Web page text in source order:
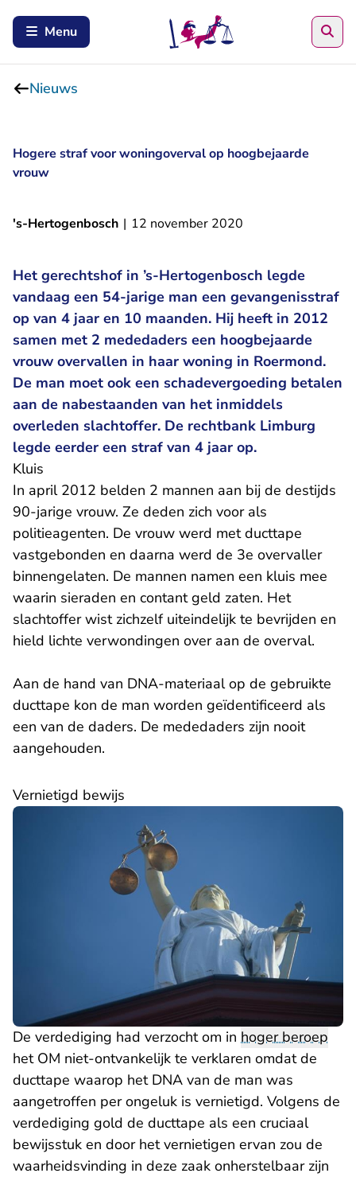
Menu
Nieuws
Hogere straf voor woningoverval op hoogbejaarde
vrouw
's-Hertogenbosch | 12 november 2020
Het gerechtshof in ’s-Hertogenbosch legde
vandaag een 54-jarige man een gevangenisstraf
op van 4 jaar en 10 maanden. Hij heeft in 2012
samen met 2 mededaders een hoogbejaarde
vrouw overvallen in haar woning in Roermond.
De man moet ook een schadevergoeding betalen
aan de nabestaanden van het inmiddels
overleden slachtoffer. De rechtbank Limburg
legde eerder een straf van 4 jaar op.
Kluis
In april 2012 belden 2 mannen aan bij de destijds
90-jarige vrouw. Ze deden zich voor als
politieagenten. De vrouw werd met ducttape
vastgebonden en daarna werd de 3e overvaller
binnengelaten. De mannen namen een kluis mee
waarin sieraden en contant geld zaten. Het
slachtoffer wist zichzelf uiteindelijk te bevrijden en
hield lichte verwondingen over aan de overval.
Aan de hand van DNA-materiaal op de gebruikte
ducttape kon de man worden geïdentificeerd als
een van de daders. De mededaders zijn nooit
aangehouden.
Vernietigd bewijs
De verdediging had verzocht om in hoger beroep
het OM niet-ontvankelijk te verklaren omdat de
ducttape waarop het DNA van de man was
aangetroffen per ongeluk is vernietigd. Volgens de
verdediging gold de ducttape als een cruciaal
bewijsstuk en door het vernietigen ervan zou de
waarheidsvinding in deze zaak onherstelbaar zijn